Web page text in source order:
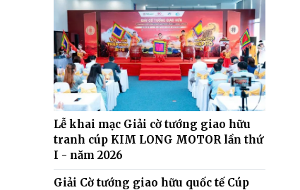
Lễ khai mạc Giải cờ tướng giao hữu
tranh cúp KIM LONG MOTOR lần thứ
I - năm 2026
Giải Cờ tướng giao hữu quốc tế Cúp